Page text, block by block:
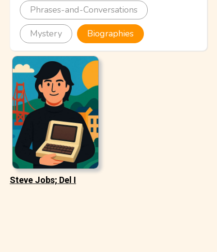
Phrases-and-Conversations
Mystery Biographies
Steve Jobs; Del I